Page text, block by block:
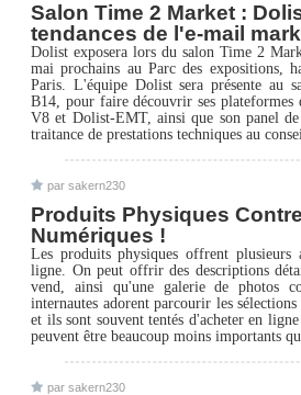
Salon Time 2 Market :
tendances de l'e-mail
Dolist exposera lors du salon Time 2
mai prochains au Parc des expositions,
Paris. L'équipe Dolist sera présente au
B14, pour faire découvrir ses
V8 et Dolist-EMT, ainsi que son panel
traitance de prestations techniques au
par sakern230
Produits Physiques
Numériques !
Les produits physiques offrent plusieurs
ligne. On peut offrir des descriptions
vend, ainsi qu'une galerie de photos
internautes adorent parcourir les
et ils sont souvent tentés d'acheter en
peuvent être beaucoup moins importants
par sakern230